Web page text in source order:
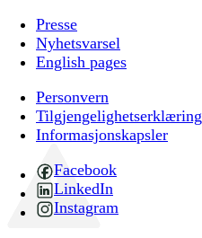
Presse
Nyhetsvarsel
English pages
Personvern
Tilgjengelighetserklæring
Informasjonskapsler
Facebook
LinkedIn
Instagram